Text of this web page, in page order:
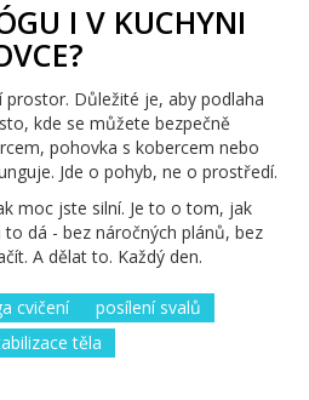
I V KUCHYNI
Důležité je, aby podlaha
kde se můžete bezpečně
pohovka s kobercem nebo
Jde o pohyb, ne o prostředí.
moc jste silní. Je to o tom, jak
dá - bez náročných plánů, bez
A dělat to. Každý den.
cvičení
posílení svalů
těla